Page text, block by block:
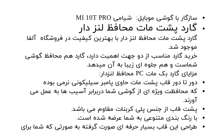
سازگار با گوشی موبایل: شیامی MI 10T PRO
گارد پشت مات محافظ لنز دار
گارد پشت مات محافظ لنز دار با بهترین کیفیت در فروشگاه آلفا
موجود شد.
خرید گارد مناسب از دو جهت اهمیت دارد، گارد هم محافظ گوشی
شماست و هم جلوه ای زیبا به آن میدهد.
مزایای گارد بک مات PC محافظ لنزدار:
دور تا دور قاب پشت مات حاوی پامبر سیلیکونی نرمی بوده
که محافظت ویژه ای از گوشی شما دربرابر آسیب ها به عمل می
آورند.
پشت قاب از جنس پلی کربنات مقاوم می باشد.
با رنگ بندی متنوعی به شما عرضه شده است.
طراحی این قاب بسیار حرفه ای صورت گرفته به صورتی که شما برای